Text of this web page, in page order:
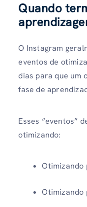
Quando
O Instagram
eventos de
dias para que um
fase de
Esses “eventos”
otimizando: